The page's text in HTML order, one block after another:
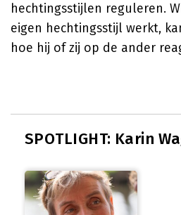
hechtingsstijlen reguleren.
eigen hechtingsstijl werkt,
hoe hij of zij op de ander
SPOTLIGHT: Karin